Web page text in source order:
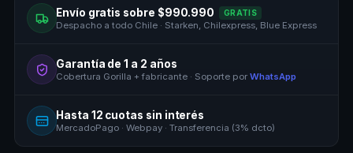
Envío gratis sobre $990.990 GRATIS
Despacho a todo Chile · Starken, Chilexpress, Blue Express
Garantía de 1 a 2 años
Cobertura Gorilla + fabricante · Soporte por WhatsApp
Hasta 12 cuotas sin interés
MercadoPago · Webpay · Transferencia (3% dcto)